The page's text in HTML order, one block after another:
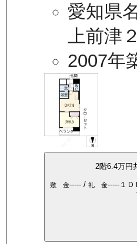
愛知県
上前津
2007年
2階6.4万円
敷 金----- / 礼 金----- １Ｄ